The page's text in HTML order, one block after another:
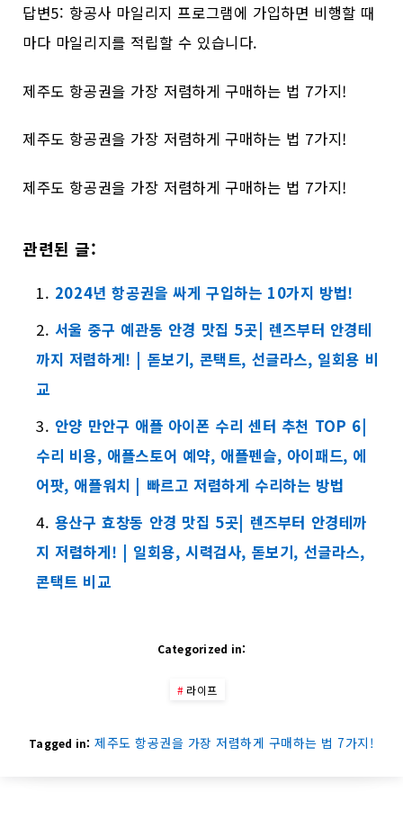
답변5: 항공사 마일리지 프로그램에 가입하면 비행할 때
마다 마일리지를 적립할 수 있습니다.
제주도 항공권을 가장 저렴하게 구매하는 법 7가지!
제주도 항공권을 가장 저렴하게 구매하는 법 7가지!
제주도 항공권을 가장 저렴하게 구매하는 법 7가지!
관련된 글:
2024년 항공권을 싸게 구입하는 10가지 방법!
서울 중구 예관동 안경 맛집 5곳| 렌즈부터 안경테
까지 저렴하게! | 돋보기, 콘택트, 선글라스, 일회용 비
교
안양 만안구 애플 아이폰 수리 센터 추천 TOP 6|
수리 비용, 애플스토어 예약, 애플펜슬, 아이패드, 에
어팟, 애플워치 | 빠르고 저렴하게 수리하는 방법
용산구 효창동 안경 맛집 5곳| 렌즈부터 안경테까
지 저렴하게! | 일회용, 시력검사, 돋보기, 선글라스,
콘택트 비교
Categorized in:
라이프
Tagged in: 제주도 항공권을 가장 저렴하게 구매하는 법 7가지!